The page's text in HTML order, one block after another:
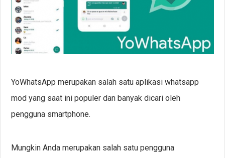
YoWhatsApp merupakan salah satu aplikasi whatsapp
mod yang saat ini populer dan banyak dicari oleh
pengguna smartphone.
Mungkin Anda merupakan salah satu pengguna